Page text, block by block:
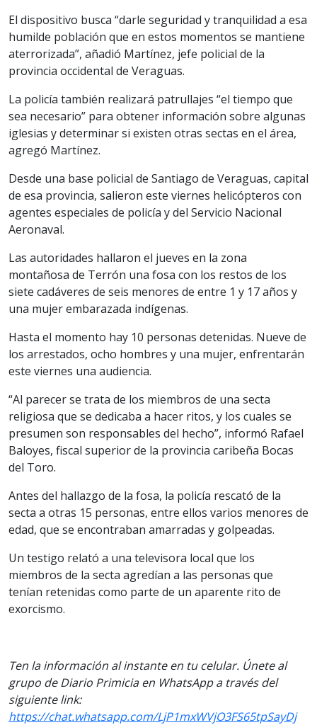
El dispositivo busca “darle seguridad y tranquilidad a esa
humilde población que en estos momentos se mantiene
aterrorizada”, añadió Martínez, jefe policial de la
provincia occidental de Veraguas.
La policía también realizará patrullajes “el tiempo que
sea necesario” para obtener información sobre algunas
iglesias y determinar si existen otras sectas en el área,
agregó Martínez.
Desde una base policial de Santiago de Veraguas, capital
de esa provincia, salieron este viernes helicópteros con
agentes especiales de policía y del Servicio Nacional
Aeronaval.
Las autoridades hallaron el jueves en la zona
montañosa de Terrón una fosa con los restos de los
siete cadáveres de seis menores de entre 1 y 17 años y
una mujer embarazada indígenas.
Hasta el momento hay 10 personas detenidas. Nueve de
los arrestados, ocho hombres y una mujer, enfrentarán
este viernes una audiencia.
“Al parecer se trata de los miembros de una secta
religiosa que se dedicaba a hacer ritos, y los cuales se
presumen son responsables del hecho”, informó Rafael
Baloyes, fiscal superior de la provincia caribeña Bocas
del Toro.
Antes del hallazgo de la fosa, la policía rescató de la
secta a otras 15 personas, entre ellos varios menores de
edad, que se encontraban amarradas y golpeadas.
Un testigo relató a una televisora local que los
miembros de la secta agredían a las personas que
tenían retenidas como parte de un aparente rito de
exorcismo.
Ten la información al instante en tu celular. Únete al
grupo de Diario Primicia en WhatsApp a través del
siguiente link:
https://chat.whatsapp.com/LjP1mxWVjO3FS65tpSayDj